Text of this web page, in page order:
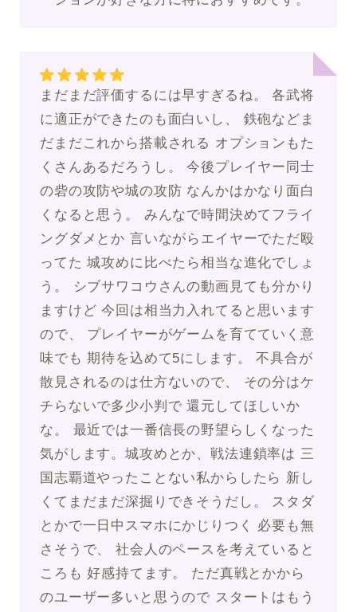
まだまだ評価するには早すぎるね。 各武将
に適正ができたのも面白いし、 鉄砲などま
だまだこれから搭載される オプションもた
くさんあるだろうし。 今後プレイヤー同士
の砦の攻防や城の攻防 なんかはかなり面白
くなると思う。 みんなで時間決めてフライ
ングダメとか 言いながらエイヤーでただ殴
ってた 城攻めに比べたら相当な進化でしょ
う。 シブサワコウさんの動画見ても分かり
ますけど 今回は相当力入れてると思います
ので、 プレイヤーがゲームを育てていく意
味でも 期待を込めて5にします。 不具合が
散見されるのは仕方ないので、 その分はケ
チらないで多少小判で 還元してほしいか
な。 最近では一番信長の野望らしくなった
気がします。城攻めとか、戦法連鎖率は 三
国志覇道やったことない私からしたら 新し
くてまだまだ深掘りできそうだし。 スタダ
とかで一日中スマホにかじりつく 必要も無
さそうで、 社会人のペースを考えていると
ころも 好感持てます。 ただ真戦とかから
のユーザー多いと思うので スタートはもう